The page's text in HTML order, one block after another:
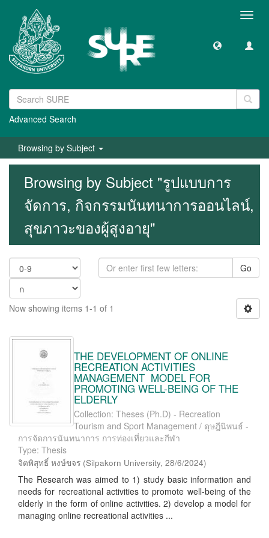
Advanced Search
Browsing by Subject
Browsing by Subject "รูปแบบการ
จัดการ, กิจกรรมนันทนาการออนไลน์,
สุขภาวะของผู้สูงอายุ"
Go
Now showing items 1-1 of 1
THE DEVELOPMENT OF ONLINE
RECREATION ACTIVITIES
MANAGEMENT MODEL FOR
PROMOTING WELL-BEING OF THE
ELDERLY
Collection: Theses (Ph.D) - Recreation
Tourism and Sport Management / ดุษฎีนิพนธ์ -
การจัดการนันทนาการ การท่องเที่ยวและกีฬา
Type: Thesis
จิตพิสุทธิ์ หงษ์ขจร (Silpakorn University, 28/6/2024)
The Research was aimed to 1) study basic information and
needs for recreational activities to promote well-being of the
elderly in the form of online activities. 2) develop a model for
managing online recreational activities ...